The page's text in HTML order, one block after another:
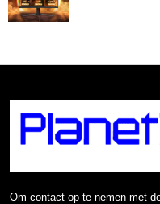
Om contact op te nemen met